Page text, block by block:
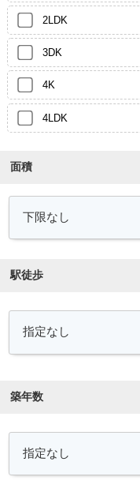
2LDK
3DK
4K
4LDK
面積
駅徒歩
築年数